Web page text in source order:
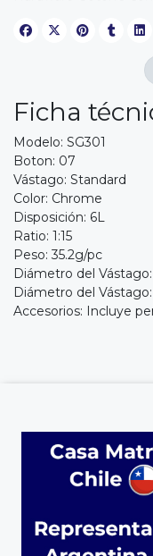
Ficha
Modelo: SG301
Boton: 07
Vástago: Standard
Color: Chrome
Disposición: 6L
Ratio: 1:15
Peso: 35.2g/pc
Diámetro del
Diámetro del
Accesorios: Incluye